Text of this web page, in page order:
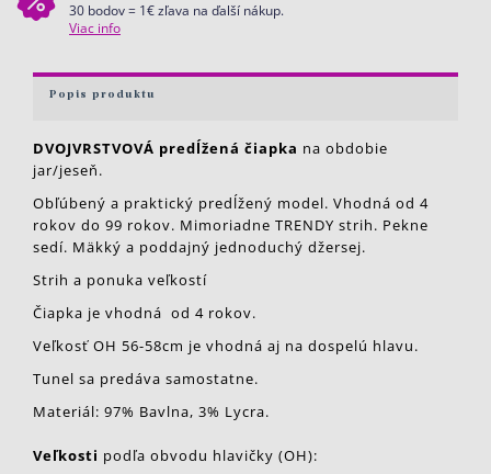
30 bodov = 1€ zľava na ďalší nákup.
Viac info
Popis produktu
DVOJVRSTVOVÁ predĺžená čiapka na obdobie
jar/jeseň.
Obľúbený a praktický predĺžený model. Vhodná od 4
rokov do 99 rokov. Mimoriadne TRENDY strih. Pekne
sedí. Mäkký a poddajný jednoduchý džersej.
Strih a ponuka veľkostí
Čiapka je vhodná od 4 rokov.
Veľkosť OH 56-58cm je vhodná aj na dospelú hlavu.
Tunel sa predáva samostatne.
Materiál: 97% Bavlna, 3% Lycra.
Veľkosti podľa obvodu hlavičky (OH):